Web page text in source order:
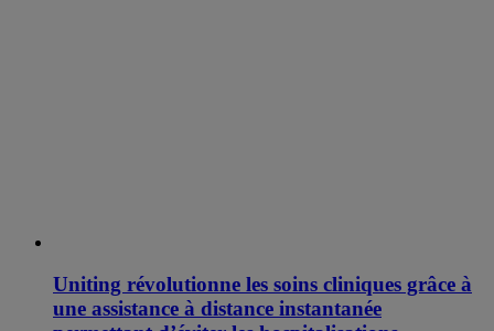
Uniting révolutionne les soins cliniques grâce à
une assistance à distance instantanée